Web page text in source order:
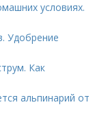
условиях.
Удобрение
Как
альпинарий от